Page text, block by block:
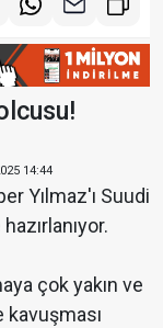
14:44
Yılmaz'ı Suudi
çok yakın ve